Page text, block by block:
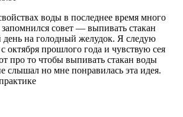
воды в последнее время много
совет — выпивать стакан
на голодный желудок. Я следую
октября прошлого года и чувствую сея
про то чтобы выпивать стакан воды
слышал но мне понравилась эта идея.